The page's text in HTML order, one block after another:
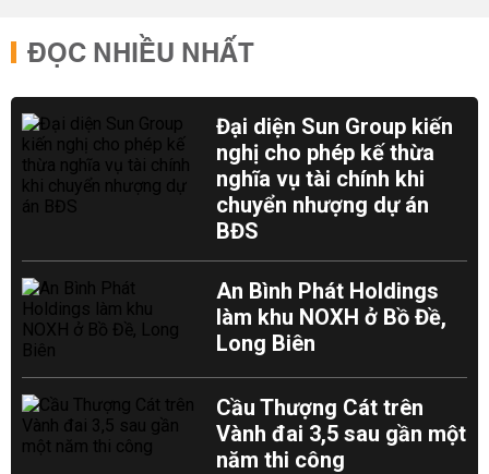
ĐỌC NHIỀU NHẤT
Đại diện Sun Group kiến
nghị cho phép kế thừa
nghĩa vụ tài chính khi
chuyển nhượng dự án
BĐS
An Bình Phát Holdings
làm khu NOXH ở Bồ Đề,
Long Biên
Cầu Thượng Cát trên
Vành đai 3,5 sau gần một
năm thi công